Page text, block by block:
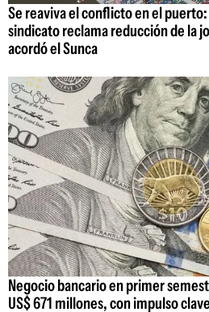
Se reaviva el conflicto en el puerto:
sindicato reclama reducción de la
acordó el Sunca
Negocio bancario en primer
US$ 671 millones, con impulso